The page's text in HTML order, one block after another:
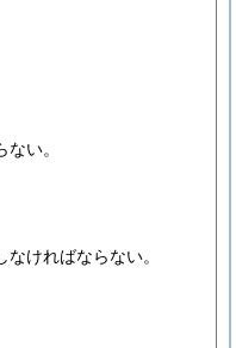
い。
なければならない。